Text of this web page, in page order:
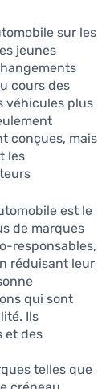
sur les
jeunes
cours des
véhicules plus
conçues, mais
les
est le
de marques
responsables,
réduisant leur
qui sont
Ils
et des
telles que